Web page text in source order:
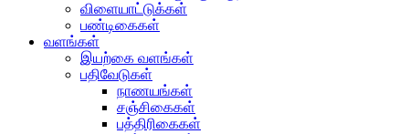
விளையாட்டுக்கள்
பண்டிகைகள்
வளங்கள்
இயற்கை வளங்கள்
பதிவேடுகள்
நாணயங்கள்
சஞ்சிகைகள்
பத்திரிகைகள்